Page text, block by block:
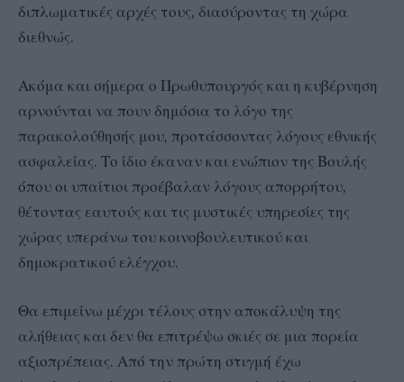
διπλωματικές αρχές τους, διασύροντας τη χώρα
διεθνώς.
Ακόμα και σήμερα ο Πρωθυπουργός και η κυβέρνηση
αρνούνται να πουν δημόσια το λόγο της
παρακολούθησής μου, προτάσσοντας λόγους εθνικής
ασφαλείας. Το ίδιο έκαναν και ενώπιον της Βουλής
όπου οι υπαίτιοι προέβαλαν λόγους απορρήτου,
θέτοντας εαυτούς και τις μυστικές υπηρεσίες της
χώρας υπεράνω του κοινοβουλευτικού και
δημοκρατικού ελέγχου.
Θα επιμείνω μέχρι τέλους στην αποκάλυψη της
αλήθειας και δεν θα επιτρέψω σκιές σε μια πορεία
αξιοπρέπειας. Από την πρώτη στιγμή έχω